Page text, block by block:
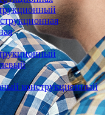
конструкционный